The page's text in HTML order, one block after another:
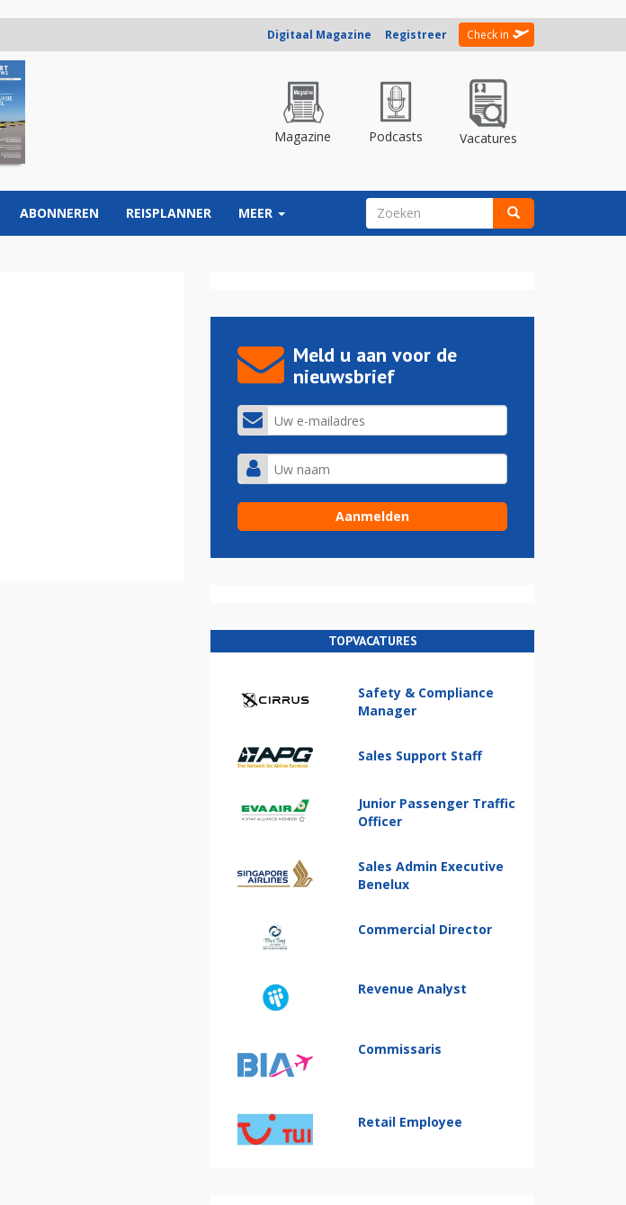
Digitaal Magazine Registreer Check in
Magazine Podcasts Vacatures
ABONNEREN REISPLANNER MEER ZOEKVELD
Meld u aan voor de
nieuwsbrief
TOPVACATURES
Safety & Compliance
Manager
Sales Support Staff
Junior Passenger Traffic
Officer
Sales Admin Executive
Benelux
Commercial Director
Revenue Analyst
Commissaris
Retail Employee